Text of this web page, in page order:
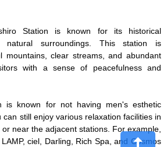
Station is known for its historical
natural surroundings. This station is
mountains, clear streams, and abundant
with a sense of peacefulness and
is known for not having men's esthetic
can still enjoy various relaxation facilities in
near the adjacent stations. For example,
ciel, Darling, Rich Spa, and Cosmos